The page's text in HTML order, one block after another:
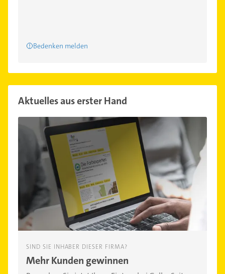
Bedenken melden
Aktuelles aus erster Hand
SIND SIE INHABER DIESER FIRMA?
Mehr Kunden gewinnen